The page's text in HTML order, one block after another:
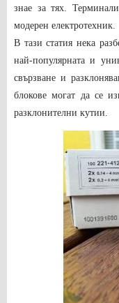
знае за тях.
модерен електротехник.
В тази статия нека
най-популярната и
свързване и
блокове могат да се
разклонителни кутии.